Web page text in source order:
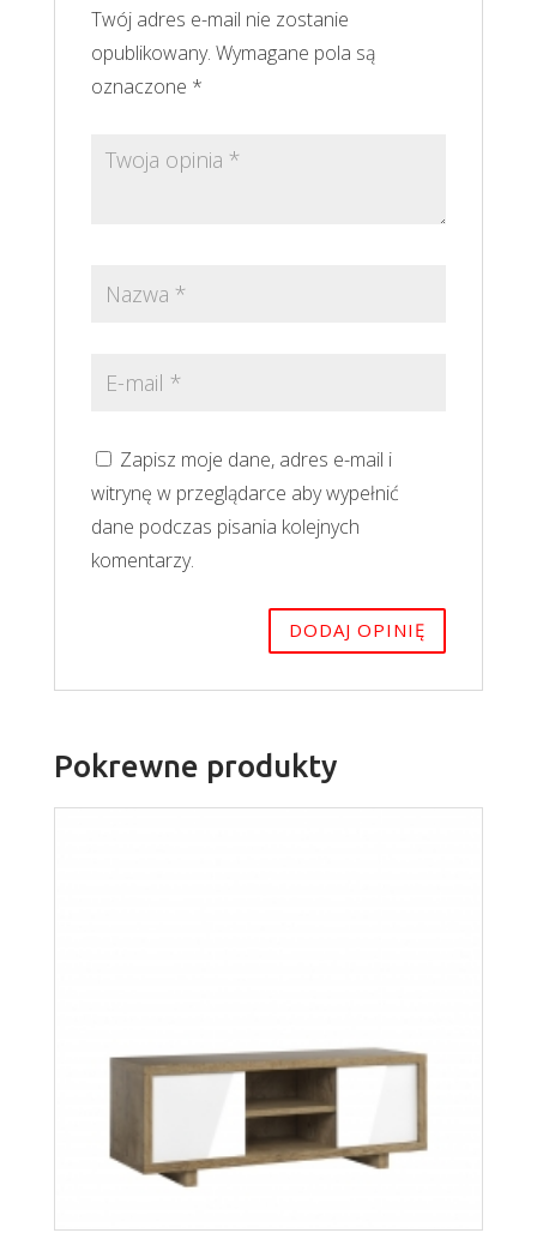
Twój adres e-mail nie zostanie
opublikowany. Wymagane pola są
oznaczone *
Zapisz moje dane, adres e-mail i
witrynę w przeglądarce aby wypełnić
dane podczas pisania kolejnych
komentarzy.
Pokrewne produkty